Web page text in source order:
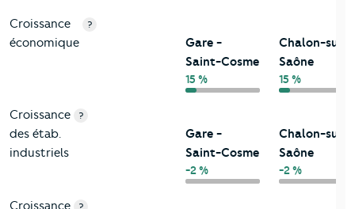
Croissance
économique
?
Gare -
Saint-Cosme
15 %
Chalon-sur-
Saône
15 %
Croissance
des étab.
industriels
?
Gare -
Saint-Cosme
-2 %
Chalon-sur-
Saône
-2 %
Croissance ?